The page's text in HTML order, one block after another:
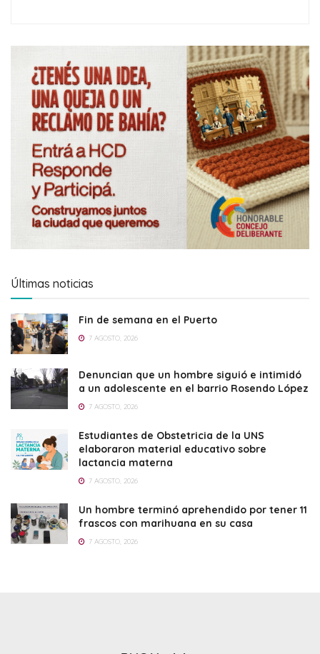
Últimas noticias
Fin de semana en el Puerto
7 AGOSTO, 2026
Denuncian que un hombre siguió e intimidó
a un adolescente en el barrio Rosendo López
7 AGOSTO, 2026
Estudiantes de Obstetricia de la UNS
elaboraron material educativo sobre
lactancia materna
7 AGOSTO, 2026
Un hombre terminó aprehendido por tener 11
frascos con marihuana en su casa
7 AGOSTO, 2026